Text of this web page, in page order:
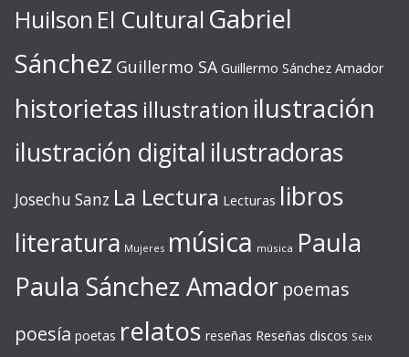
Huilson El Cultural Gabriel
Sánchez Guillermo SA Guillermo Sánchez Amador
historietas illustration ilustración
ilustración digital ilustradoras
Josechu Sanz La Lectura Lecturas libros
literatura Mujeres música música Paula
Paula Sánchez Amador poemas
poesía poetas relatos reseñas Reseñas discos Seix